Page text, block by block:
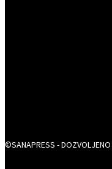
©SANAPRESS - DOZVOLJENO